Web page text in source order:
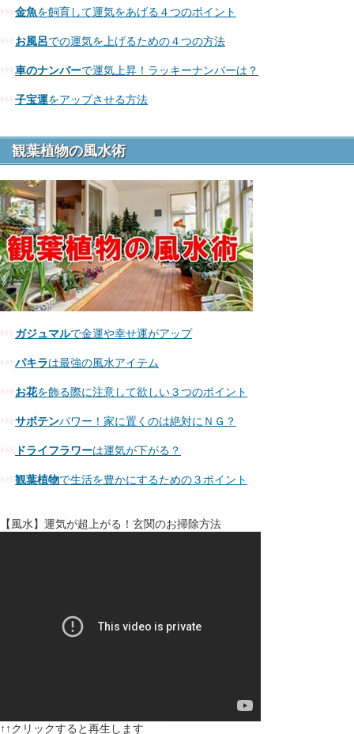
金魚を飼育して運気をあげる４つのポイント
お風呂での運気を上げるための４つの方法
車のナンバーで運気上昇！ラッキーナンバーは？
子宝運をアップさせる方法
観葉植物の風水術
ガジュマルで金運や幸せ運がアップ
パキラは最強の風水アイテム
お花を飾る際に注意して欲しい３つのポイント
サボテンパワー！家に置くのは絶対にＮＧ？
ドライフラワーは運気が下がる？
観葉植物で生活を豊かにするための３ポイント
【風水】運気が超上がる！玄関のお掃除方法
↑↑クリックすると再生します